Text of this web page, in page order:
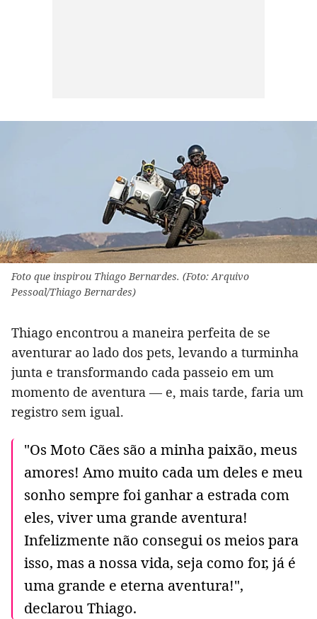
Foto que inspirou Thiago Bernardes. (Foto: Arquivo
Pessoal/Thiago Bernardes)
Thiago encontrou a maneira perfeita de se
aventurar ao lado dos pets, levando a turminha
junta e transformando cada passeio em um
momento de aventura — e, mais tarde, faria um
registro sem igual.
"Os Moto Cães são a minha paixão, meus
amores! Amo muito cada um deles e meu
sonho sempre foi ganhar a estrada com
eles, viver uma grande aventura!
Infelizmente não consegui os meios para
isso, mas a nossa vida, seja como for, já é
uma grande e eterna aventura!",
declarou Thiago.